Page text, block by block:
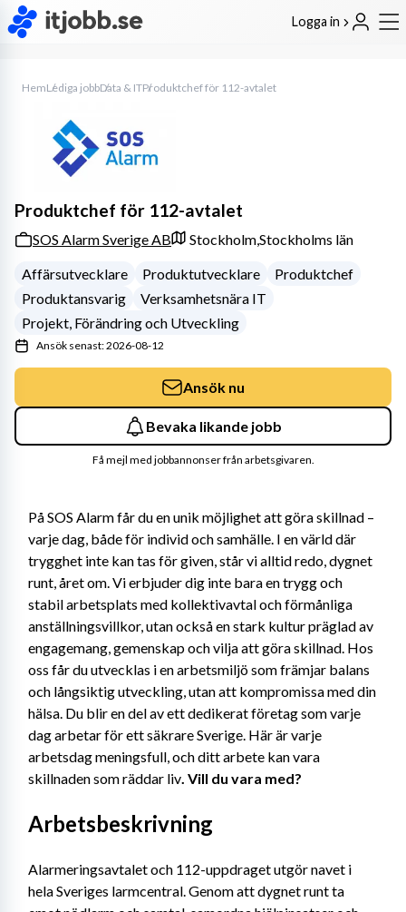
Logga in
HemLediga jobbData & ITProduktchef för 112-avtalet
På SOS Alarm får du en unik möjlighet att göra skillnad –
varje dag, både för individ och samhälle. I en värld där
trygghet inte kan tas för given, står vi alltid redo, dygnet
runt, året om. Vi erbjuder dig inte bara en trygg och
stabil arbetsplats med kollektivavtal och förmånliga
anställningsvillkor, utan också en stark kultur präglad av
engagemang, gemenskap och vilja att göra skillnad. Hos
oss får du utvecklas i en arbetsmiljö som främjar balans
och långsiktig utveckling, utan att kompromissa med din
hälsa. Du blir en del av ett dedikerat företag som varje
dag arbetar för ett säkrare Sverige. Här är varje
arbetsdag meningsfull, och ditt arbete kan vara
skillnaden som räddar liv. Vill du vara med?
Arbetsbeskrivning
Alarmeringsavtalet och 112-uppdraget utgör navet i
hela Sveriges larmcentral. Genom att dygnet runt ta
Produktchef för 112-avtalet
SOS Alarm Sverige AB Stockholm,Stockholms län
Affärsutvecklare
Produktutvecklare
Produktchef
Produktansvarig
Verksamhetsnära IT
Projekt, Förändring och Utveckling
Ansök senast: 2026-08-12
Ansök nu
Bevaka likande jobb
Få mejl med jobbannonser från arbetsgivaren.